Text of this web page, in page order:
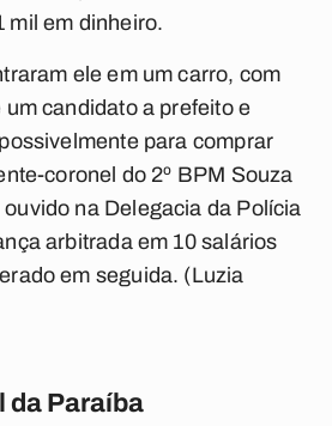
mil em dinheiro.
ele em um carro, com
candidato a prefeito e
para comprar
coronel do 2º BPM Souza
na Delegacia da Polícia
arbitrada em 10 salários
em seguida. (Luzia
da Paraíba